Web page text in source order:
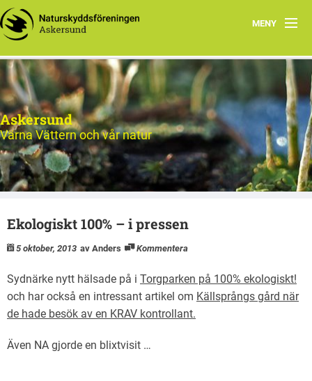
MENY
Hem
Natursnokarna
Hållbar konsumtion
Matskog Askersund
Ute i naturen
Askersund
Värna Vättern och vår natur
Ekologiskt 100% – i pressen
5 oktober, 2013 av Anders Kommentera
Sydnärke nytt hälsade på i Torgparken på 100% ekologiskt!
och har också en intressant artikel om Källsprångs gård när
de hade besök av en KRAV kontrollant.
Även NA gjorde en blixtvisit …